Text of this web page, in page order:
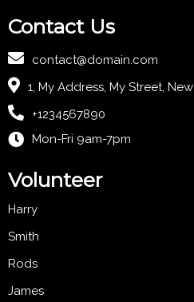
Contact Us
contact@domain.com
1, My Address, My Street,
+1234567890
Mon-Fri 9am-7pm
Volunteer
Harry
Smith
Rods
James